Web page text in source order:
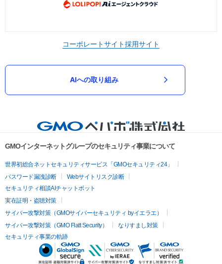
コーポレートサイト採用サイト
AIへの取り組み
GMOインターネットグループのセキュリティ事業について
世界初総合ネットセキュリティサービス「GMOセキュリティ24」
パスワード漏洩診断
Webサイトリスク診断
セキュリティ相談AIチャットボット
実在証明・盗聴対策
サイバー攻撃対策（GMOサイバーセキュリティ byイエラエ）
サイバー攻撃対策（GMO Flatt Security）
なりすまし対策
セキュリティ事業の軌跡